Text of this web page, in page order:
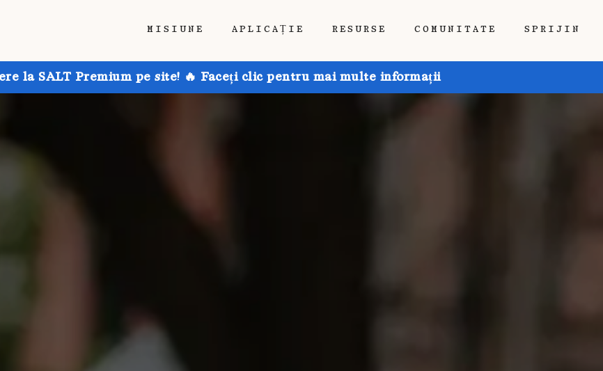
MISIUNE APLICAȚIE RESURSE COMUNITATE SPRIJIN
la SALT Premium pe site! 🔥 Faceți clic pentru mai multe informații